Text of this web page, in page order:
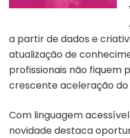
a partir de dados e
atualização de
profissionais não fiquem
crescente aceleração
Com linguagem
novidade destaca